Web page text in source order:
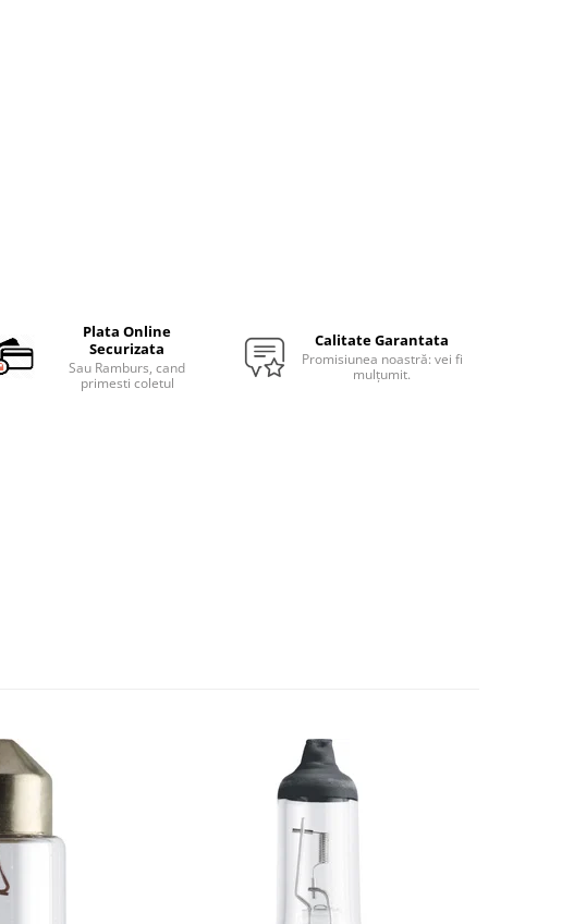
Plata Online
Securizata
Sau Ramburs, cand
primesti coletul
Calitate Garantata
Promisiunea noastră: vei fi
mulțumit.